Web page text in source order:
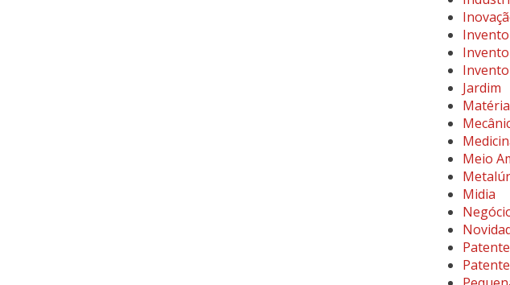
Invento
Jardim
Meio
Midia